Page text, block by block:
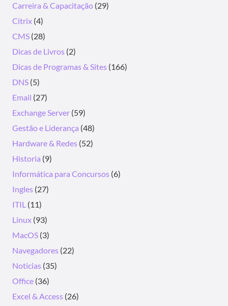
Carreira & Capacitação (29)
Citrix (4)
CMS (28)
Dicas de Livros (2)
Dicas de Programas & Sites (166)
DNS (5)
Email (27)
Exchange Server (59)
Gestão e Liderança (48)
Hardware & Redes (52)
Historia (9)
Informática para Concursos (6)
Ingles (27)
ITIL (11)
Linux (93)
MacOS (3)
Navegadores (22)
Noticias (35)
Office (36)
Excel & Access (26)